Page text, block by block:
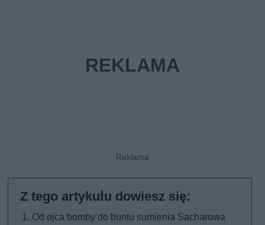
Od ojca bomby do buntu sumienia Sacharowa